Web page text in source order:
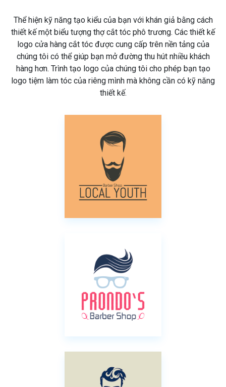
Thể hiện kỹ năng tạo kiểu của bạn với khán giả bằng cách
thiết kế một biểu tượng thợ cắt tóc phô trương. Các thiết kế
logo cửa hàng cắt tóc được cung cấp trên nền tảng của
chúng tôi có thể giúp bạn mở đường thu hút nhiều khách
hàng hơn. Trình tạo logo của chúng tôi cho phép bạn tạo
logo tiệm làm tóc của riêng mình mà không cần có kỹ năng
thiết kế.